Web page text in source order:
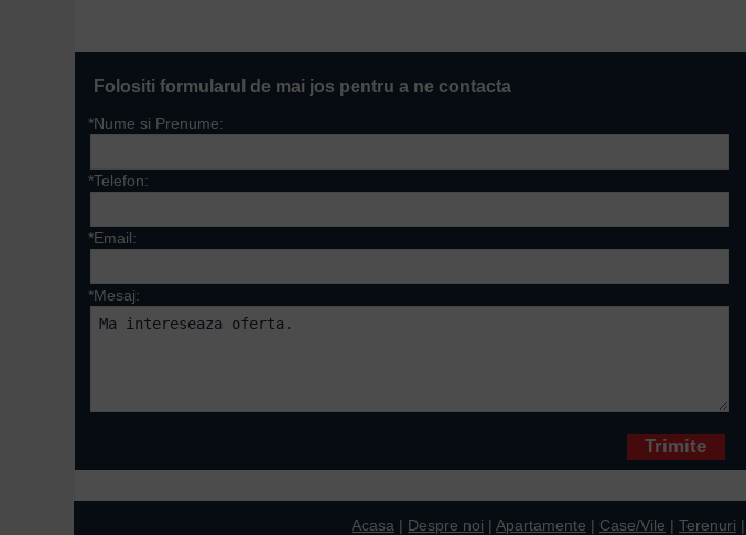
Folositi formularul de mai jos pentru a ne contacta
*Nume si Prenume:
*Telefon:
*Email:
*Mesaj:
Acasa | Despre noi | Apartamente | Case/Vile | Terenuri |